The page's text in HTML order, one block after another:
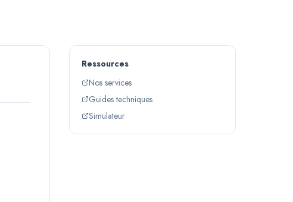
Ressources
Nos services
Guides techniques
Simulateur